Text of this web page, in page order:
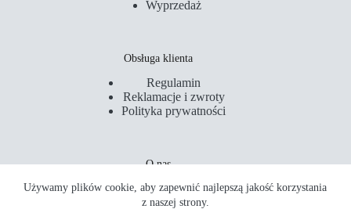
Używamy plików cookie, aby zapewnić najlepszą jakość korzystania
z naszej strony.
Wyprzedaż
Obsługa klienta
Regulamin
Reklamacje i zwroty
Polityka prywatności
O nas
Kontakt
Serwis